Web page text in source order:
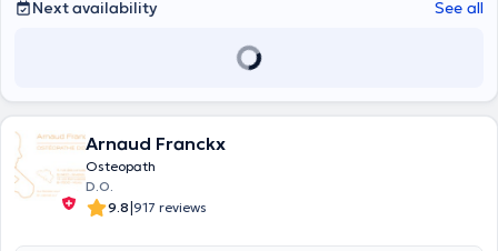
Next availability See all
Arnaud Franckx
Osteopath
D.O.
9.8|917 reviews